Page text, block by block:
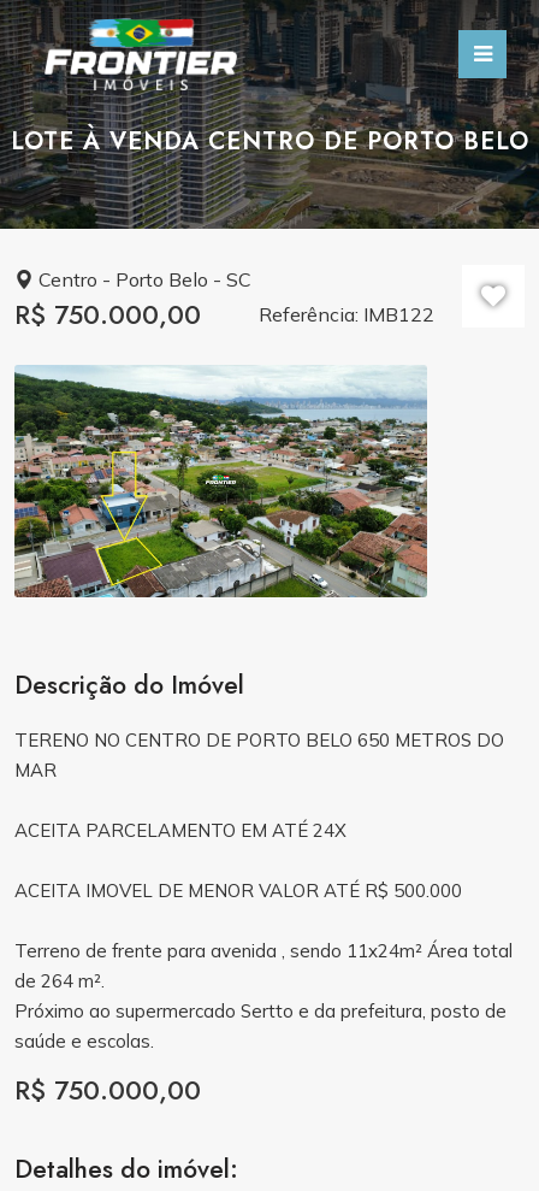
LOTE À VENDA CENTRO DE PORTO BELO
Centro - Porto Belo - SC
R$ 750.000,00 Referência: IMB122
Descrição do Imóvel
TERENO NO CENTRO DE PORTO BELO 650 METROS DO
MAR
ACEITA PARCELAMENTO EM ATÉ 24X
ACEITA IMOVEL DE MENOR VALOR ATÉ R$ 500.000
Terreno de frente para avenida , sendo 11x24m² Área total
de 264 m².
Próximo ao supermercado Sertto e da prefeitura, posto de
saúde e escolas.
R$ 750.000,00
Detalhes do imóvel: